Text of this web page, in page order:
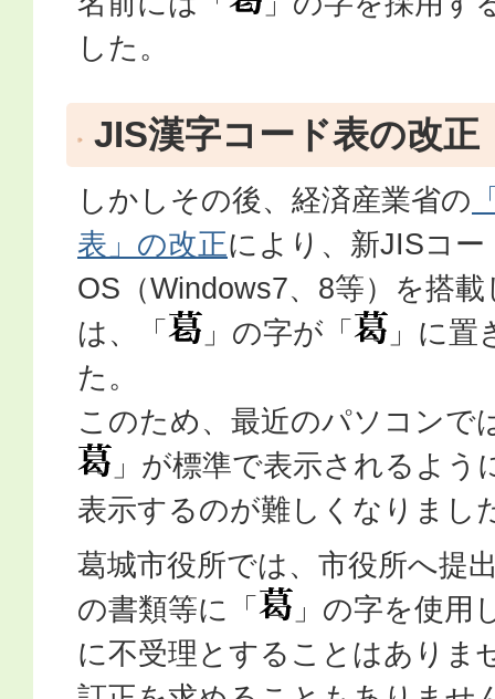
した。
JIS漢字コード表の改正
しかしその後、経済産業省の
表」の改正により、新JISコー
OS（Windows7、8等）を搭
は、「
」の字が「
」に
た。
このため、最近のパソコンで
」が標準で表示されるよう
表示するのが難しくなりまし
葛城市役所では、市役所へ提
の書類等に「
」の字を使用
に不受理とすることはありま